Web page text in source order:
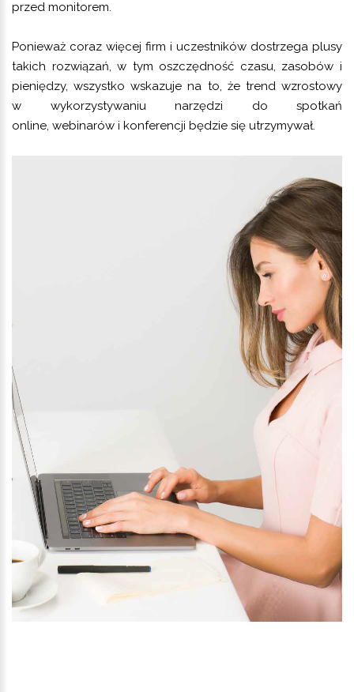
przed monitorem.
Ponieważ coraz więcej firm i uczestników dostrzega plusy
takich rozwiązań, w tym oszczędność czasu, zasobów i
pieniędzy, wszystko wskazuje na to, że trend wzrostowy
w wykorzystywaniu narzędzi do spotkań
online, webinarów i konferencji będzie się utrzymywał.